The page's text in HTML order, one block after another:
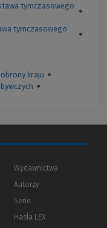
tymczasowego
●
tymczasowego
●
kraju ●
●
Wydawnictwa
Autorzy
Serie
Hasła LEX